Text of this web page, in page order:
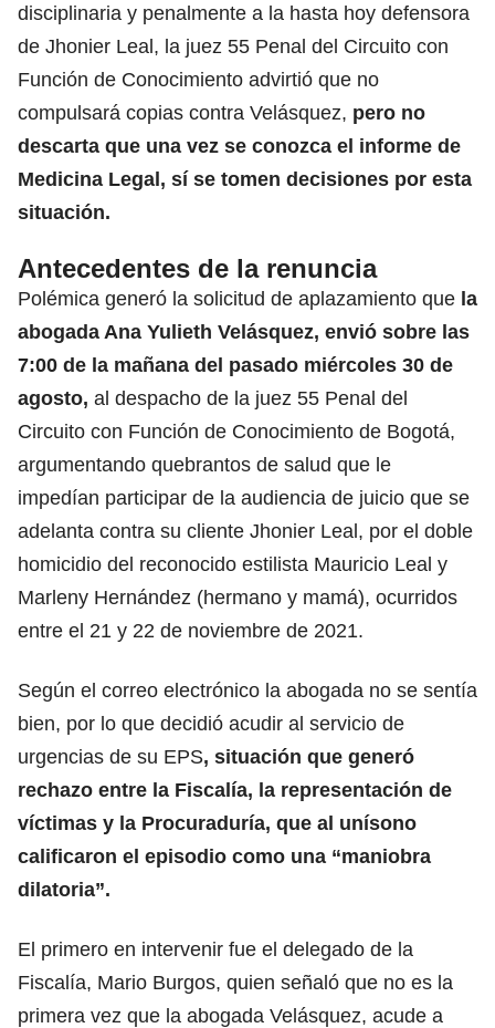
disciplinaria y penalmente a la hasta hoy defensora
de Jhonier Leal, la juez 55 Penal del Circuito con
Función de Conocimiento advirtió que no
compulsará copias contra Velásquez, pero no
descarta que una vez se conozca el informe de
Medicina Legal, sí se tomen decisiones por esta
situación.
Antecedentes de la renuncia
Polémica generó la solicitud de aplazamiento que la
abogada Ana Yulieth Velásquez, envió sobre las
7:00 de la mañana del pasado miércoles 30 de
agosto, al despacho de la juez 55 Penal del
Circuito con Función de Conocimiento de Bogotá,
argumentando quebrantos de salud que le
impedían participar de la audiencia de juicio que se
adelanta contra su cliente Jhonier Leal, por el doble
homicidio del reconocido estilista Mauricio Leal y
Marleny Hernández (hermano y mamá), ocurridos
entre el 21 y 22 de noviembre de 2021.
Según el correo electrónico la abogada no se sentía
bien, por lo que decidió acudir al servicio de
urgencias de su EPS, situación que generó
rechazo entre la Fiscalía, la representación de
víctimas y la Procuraduría, que al unísono
calificaron el episodio como una “maniobra
dilatoria”.
El primero en intervenir fue el delegado de la
Fiscalía, Mario Burgos, quien señaló que no es la
primera vez que la abogada Velásquez, acude a